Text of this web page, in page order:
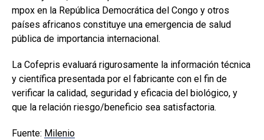
mpox en la República Democrática del Congo y otros
países africanos constituye una emergencia de salud
pública de importancia internacional.
La Cofepris evaluará rigurosamente la información técnica
y científica presentada por el fabricante con el fin de
verificar la calidad, seguridad y eficacia del biológico, y
que la relación riesgo/beneficio sea satisfactoria.
Fuente: Milenio